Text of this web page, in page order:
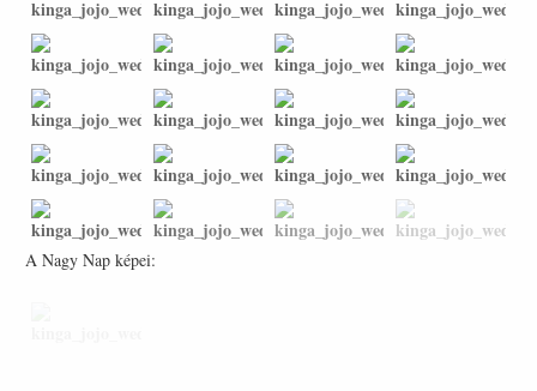
A Nagy Nap képei: